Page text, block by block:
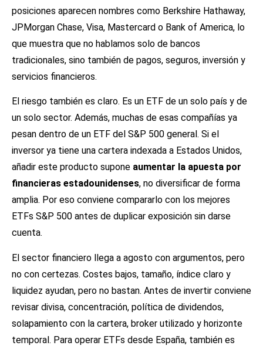
posiciones aparecen nombres como Berkshire Hathaway,
JPMorgan Chase, Visa, Mastercard o Bank of America, lo
que muestra que no hablamos solo de bancos
tradicionales, sino también de pagos, seguros, inversión y
servicios financieros.
El riesgo también es claro. Es un ETF de un solo país y de
un solo sector. Además, muchas de esas compañías ya
pesan dentro de un ETF del S&P 500 general. Si el
inversor ya tiene una cartera indexada a Estados Unidos,
añadir este producto supone aumentar la apuesta por
financieras estadounidenses, no diversificar de forma
amplia. Por eso conviene compararlo con los mejores
ETFs S&P 500 antes de duplicar exposición sin darse
cuenta.
El sector financiero llega a agosto con argumentos, pero
no con certezas. Costes bajos, tamaño, índice claro y
liquidez ayudan, pero no bastan. Antes de invertir conviene
revisar divisa, concentración, política de dividendos,
solapamiento con la cartera, broker utilizado y horizonte
temporal. Para operar ETFs desde España, también es